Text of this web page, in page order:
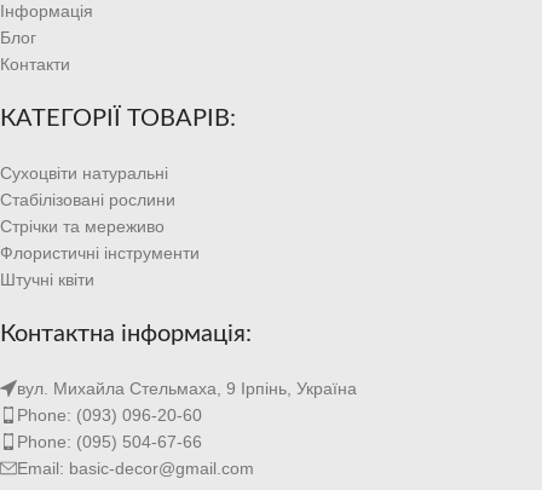
Інформація
Блог
Контакти
КАТЕГОРІЇ ТОВАРІВ:
Сухоцвіти натуральні
Стабілізовані рослини
Стрічки та мереживо
Флористичні інструменти
Штучні квіти
Контактна інформація:
вул. Михайла Стельмаха, 9 Ірпінь, Україна
Phone: (093) 096-20-60
Phone: (095) 504-67-66
Email: basic-decor@gmail.com